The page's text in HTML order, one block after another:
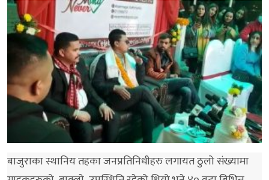
बाजुराका स्थानिय तहका जनप्रतिनिधीहरु लगायत ठुलो संख्यामा